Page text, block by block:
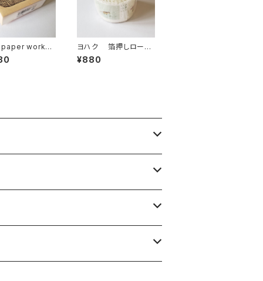
works
プ カゴ ST
ヨハク 箔押しロール
フレークシール ホシ
クズ HF-002
¥880